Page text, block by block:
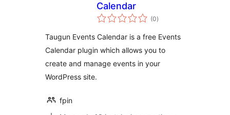
Calendar
(0evaluación
total
)
Taugun Events Calendar is a free Events
Calendar plugin which allows you to
create and manage events in your
WordPress site.
fpin